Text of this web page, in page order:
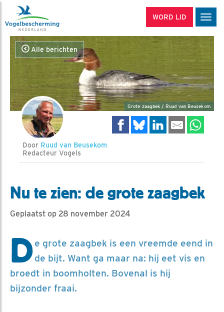
WORD LID
Alle berichten
Grote zaagbek / Ruud van Beusekom
Door Ruud van Beusekom
Redacteur Vogels
Nu te zien: de grote zaagbek
Geplaatst op 28 november 2024
De grote zaagbek is een vreemde eend in
de bijt. Want ga maar na: hij eet vis en
broedt in boomholten. Bovenal is hij
bijzonder fraai.